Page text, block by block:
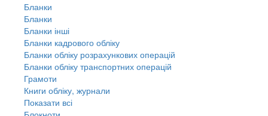
Бланки
Бланки
Бланки інші
Бланки кадрового обліку
Бланки обліку розрахункових операцій
Бланки обліку транспортних операцій
Грамоти
Книги обліку, журнали
Показати всі